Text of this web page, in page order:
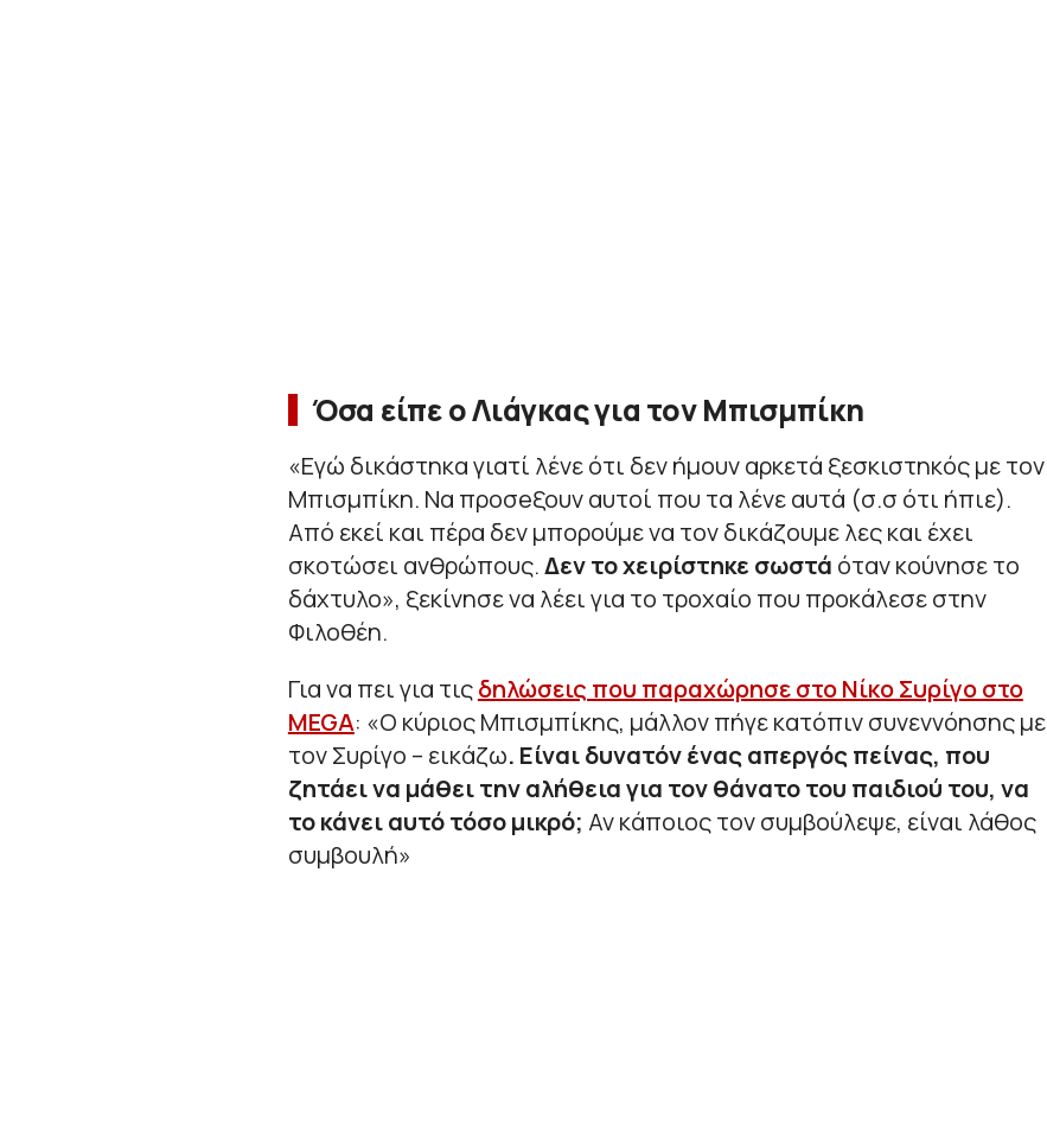
Όσα είπε ο Λιάγκας για τον Μπισμπίκη
«Εγώ δικάστηκα γιατί λένε ότι δεν ήμουν αρκετά ξεσκιστηκός με τον
Μπισμπίκη. Να προσeξουν αυτοί που τα λένε αυτά (σ.σ ότι ήπιε).
Από εκεί και πέρα δεν μπορούμε να τον δικάζουμε λες και έχει
σκοτώσει ανθρώπους.Δεν το χειρίστηκε σωστά όταν κούνησε το
δάχτυλο», ξεκίνησε να λέει για το τροχαίο που προκάλεσε στην
Φιλοθέη.
Για να πει για τιςδηλώσεις που παραχώρησε στο Νίκο Συρίγο στο
MEGA: «Ο κύριος Μπισμπίκης, μάλλον πήγε κατόπιν συνεννόησης με
τον Συρίγο – εικάζω. Είναι δυνατόν ένας απεργός πείνας, που
ζητάει να μάθει την αλήθεια για τον θάνατο του παιδιού του, να
το κάνει αυτό τόσο μικρό; Αν κάποιος τον συμβούλεψε, είναι λάθος
συμβουλή»